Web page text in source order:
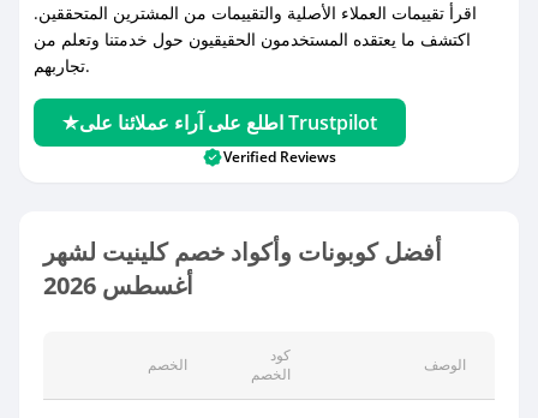
اقرأ تقييمات العملاء الأصلية والتقييمات من المشترين المتحققين.
اكتشف ما يعتقده المستخدمون الحقيقيون حول خدمتنا وتعلم من
تجاربهم.
اطلع على آراء عملائنا على Trustpilot
Verified Reviews
أفضل كوبونات وأكواد خصم كلينيت لشهر
أغسطس 2026
الخصم
كود
الخصم
الوصف